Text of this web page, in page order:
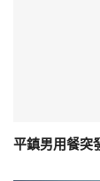
平鎮男用餐突